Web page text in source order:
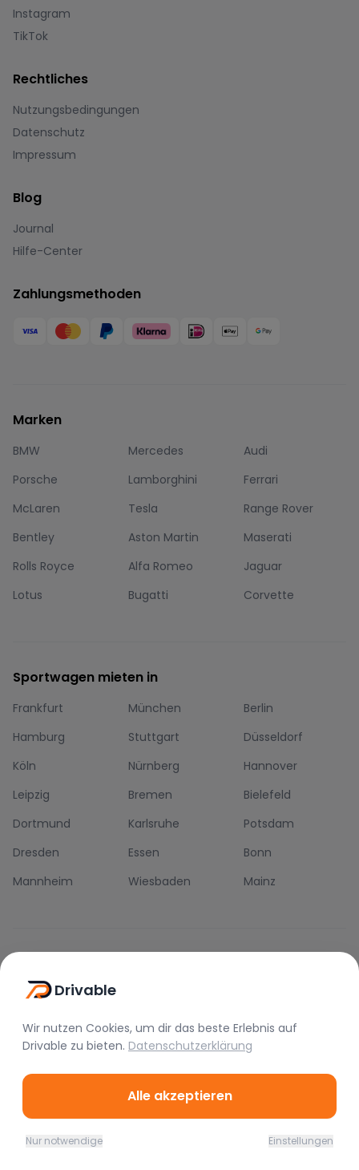
Instagram
TikTok
Rechtliches
Nutzungsbedingungen
Datenschutz
Impressum
Blog
Journal
Hilfe-Center
Zahlungsmethoden
Marken
BMW Mercedes
Audi
Porsche
Lamborghini
Ferrari
McLaren
Tesla
Range Rover
Bentley
Aston Martin
Maserati
Rolls Royce
Alfa Romeo
Jaguar
Lotus
Bugatti Corvette
Sportwagen mieten in
Frankfurt München
Berlin
Hamburg
Stuttgart
Düsseldorf
Köln
Nürnberg
Hannover
Leipzig
Bremen
Bielefeld
Dortmund
Karlsruhe
Potsdam
Dresden
Essen
Bonn
Mannheim
Wiesbaden Mainz
Direkt-Chat
Schnellere Buchung
Drivable
Wir nutzen Cookies, um dir das beste Erlebnis auf
Drivable zu bieten. Datenschutzerklärung
Alle akzeptieren
Nur notwendige Einstellungen